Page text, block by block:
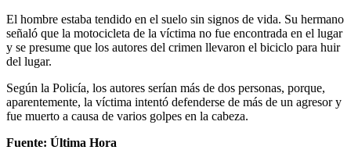
El hombre estaba tendido en el suelo sin signos de vida. Su hermano
señaló que la motocicleta de la víctima no fue encontrada en el lugar
y se presume que los autores del crimen llevaron el biciclo para huir
del lugar.
Según la Policía, los autores serían más de dos personas, porque,
aparentemente, la víctima intentó defenderse de más de un agresor y
fue muerto a causa de varios golpes en la cabeza.
Fuente: Última Hora